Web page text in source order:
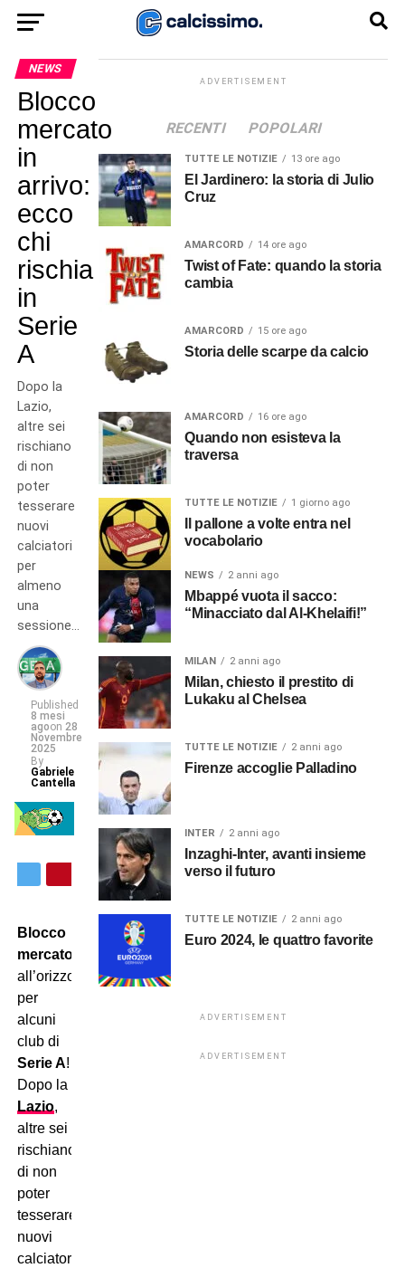
NEWS
Blocco
mercato
in
arrivo:
ecco
chi
rischia
in
Serie
A
Dopo la
Lazio,
altre sei
rischiano
di non
poter
tesserare
nuovi
calciatori
per
almeno
una
sessione…
Published
8 mesi
agoon 28
Novembre
2025
By
Gabriele
Cantella
Blocco
mercato
all’orizzonte
per
alcuni
club di
Serie A!
Dopo la
Lazio,
altre sei
rischiano
di non
poter
tesserare
nuovi
calciatori
ADVERTISEMENT
RECENTI POPOLARI
TUTTE LE NOTIZIE 13 ore ago
El Jardinero: la storia di Julio
Cruz
AMARCORD 14 ore ago
Twist of Fate: quando la storia
cambia
AMARCORD 15 ore ago
Storia delle scarpe da calcio
AMARCORD 16 ore ago
Quando non esisteva la
traversa
TUTTE LE NOTIZIE 1 giorno ago
Il pallone a volte entra nel
vocabolario
NEWS 2 anni ago
Mbappé vuota il sacco:
“Minacciato dal Al-Khelaifi!”
MILAN 2 anni ago
Milan, chiesto il prestito di
Lukaku al Chelsea
TUTTE LE NOTIZIE 2 anni ago
Firenze accoglie Palladino
INTER 2 anni ago
Inzaghi-Inter, avanti insieme
verso il futuro
TUTTE LE NOTIZIE 2 anni ago
Euro 2024, le quattro favorite
ADVERTISEMENT
ADVERTISEMENT